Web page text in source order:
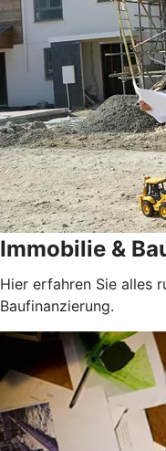
Immobilie &
Hier erfahren Sie alles
Baufinanzierung.